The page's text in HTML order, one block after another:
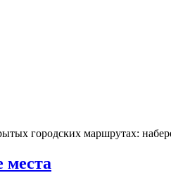
городских маршрутах:
места